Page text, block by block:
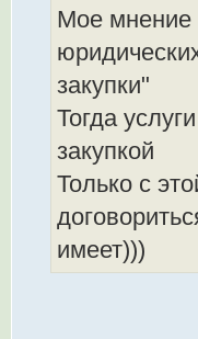
Мое мнение
закупки"
Тогда
закупкой
Только с
имеет)))